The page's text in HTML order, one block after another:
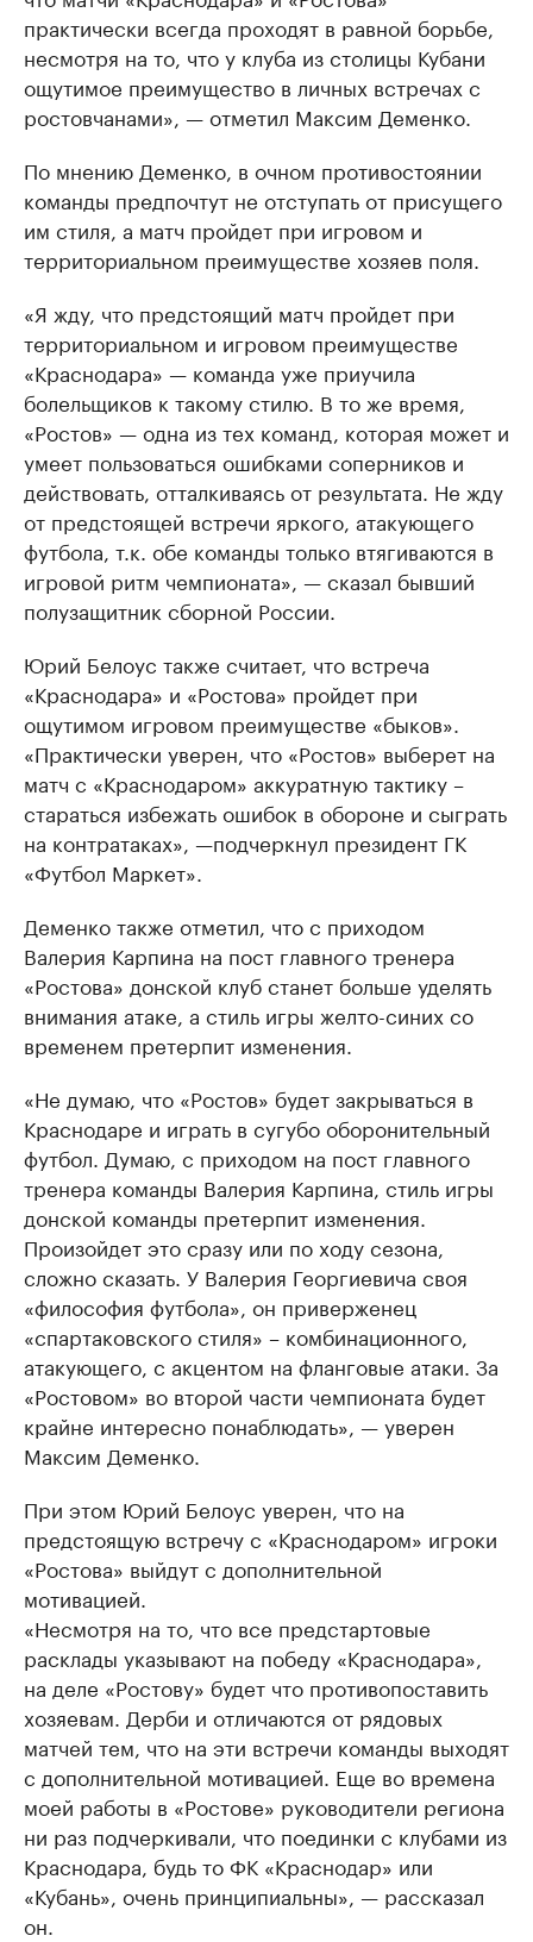
практически всегда проходят в равной борьбе,
несмотря на то, что у клуба из столицы Кубани
ощутимое преимущество в личных встречах с
ростовчанами», — отметил Максим Деменко.
По мнению Деменко, в очном противостоянии
команды предпочтут не отступать от присущего
им стиля, а матч пройдет при игровом и
территориальном преимуществе хозяев поля.
«Я жду, что предстоящий матч пройдет при
территориальном и игровом преимуществе
«Краснодара» — команда уже приучила
болельщиков к такому стилю. В то же время,
«Ростов» — одна из тех команд, которая может и
умеет пользоваться ошибками соперников и
действовать, отталкиваясь от результата. Не жду
от предстоящей встречи яркого, атакующего
футбола, т.к. обе команды только втягиваются в
игровой ритм чемпионата», — сказал бывший
полузащитник сборной России.
Юрий Белоус также считает, что встреча
«Краснодара» и «Ростова» пройдет при
ощутимом игровом преимуществе «быков».
«Практически уверен, что «Ростов» выберет на
матч с «Краснодаром» аккуратную тактику –
стараться избежать ошибок в обороне и сыграть
на контратаках», —подчеркнул президент ГК
«Футбол Маркет».
Деменко также отметил, что с приходом
Валерия Карпина на пост главного тренера
«Ростова» донской клуб станет больше уделять
внимания атаке, а стиль игры желто-синих со
временем претерпит изменения.
«Не думаю, что «Ростов» будет закрываться в
Краснодаре и играть в сугубо оборонительный
футбол. Думаю, с приходом на пост главного
тренера команды Валерия Карпина, стиль игры
донской команды претерпит изменения.
Произойдет это сразу или по ходу сезона,
сложно сказать. У Валерия Георгиевича своя
«философия футбола», он приверженец
«спартаковского стиля» – комбинационного,
атакующего, с акцентом на фланговые атаки. За
«Ростовом» во второй части чемпионата будет
крайне интересно понаблюдать», — уверен
Максим Деменко.
При этом Юрий Белоус уверен, что на
предстоящую встречу с «Краснодаром» игроки
«Ростова» выйдут с дополнительной
мотивацией.
«Несмотря на то, что все предстартовые
расклады указывают на победу «Краснодара»,
на деле «Ростову» будет что противопоставить
хозяевам. Дерби и отличаются от рядовых
матчей тем, что на эти встречи команды выходят
с дополнительной мотивацией. Еще во времена
моей работы в «Ростове» руководители региона
ни раз подчеркивали, что поединки с клубами из
Краснодара, будь то ФК «Краснодар» или
«Кубань», очень принципиальны», — рассказал
он.